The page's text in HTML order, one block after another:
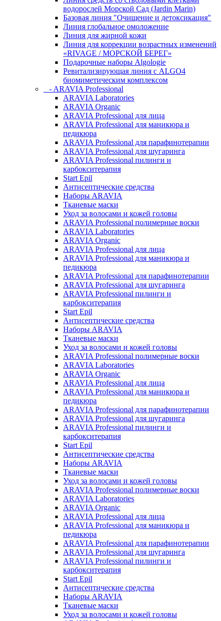
водорослей Морской Сад (Jardin Marin)
Базовая линия "Очищение и детоксикация"
Линия глобальное омоложение
Линия для жирной кожи
Линия для коррекции возрастных изменений
«RIVAGE / МОРСКОЙ БЕРЕГ»
Подарочные наборы Algologie
Ревитализирующая линия с ALGO4
биомиметическим комплексом
- ARAVIA Professional
ARAVIA Laboratories
ARAVIA Organic
ARAVIA Professional для лица
ARAVIA Professional для маникюра и
педикюра
ARAVIA Professional для парафинотерапии
ARAVIA Professional для шугаринга
ARAVIA Professional пилинги и
карбокситерапия
Start Epil
Антисептические средства
Наборы ARAVIA
Тканевые маски
Уход за волосами и кожей головы
ARAVIA Professional полимерные воски
ARAVIA Laboratories
ARAVIA Organic
ARAVIA Professional для лица
ARAVIA Professional для маникюра и
педикюра
ARAVIA Professional для парафинотерапии
ARAVIA Professional для шугаринга
ARAVIA Professional пилинги и
карбокситерапия
Start Epil
Антисептические средства
Наборы ARAVIA
Тканевые маски
Уход за волосами и кожей головы
ARAVIA Professional полимерные воски
ARAVIA Laboratories
ARAVIA Organic
ARAVIA Professional для лица
ARAVIA Professional для маникюра и
педикюра
ARAVIA Professional для парафинотерапии
ARAVIA Professional для шугаринга
ARAVIA Professional пилинги и
карбокситерапия
Start Epil
Антисептические средства
Наборы ARAVIA
Тканевые маски
Уход за волосами и кожей головы
ARAVIA Professional полимерные воски
ARAVIA Laboratories
ARAVIA Organic
ARAVIA Professional для лица
ARAVIA Professional для маникюра и
педикюра
ARAVIA Professional для парафинотерапии
ARAVIA Professional для шугаринга
ARAVIA Professional пилинги и
карбокситерапия
Start Epil
Антисептические средства
Наборы ARAVIA
Тканевые маски
Уход за волосами и кожей головы